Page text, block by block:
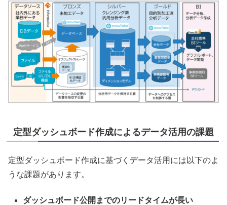
定型ダッシュボード作成によるデータ活用の課題
定型ダッシュボード作成に基づくデータ活用には以下のよ
うな課題があります。
ダッシュボード公開までのリードタイムが長い